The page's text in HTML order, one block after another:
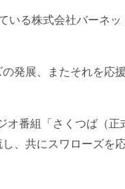
いる株式会社バーネ
発展、またそれを応
オ番組「さくつば（正
、共にスワローズを